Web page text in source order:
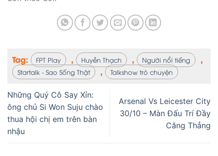
Tag: FPT Play , Huyền Thạch , Người nổi tiếng ,
Startalk - Sao Sống Thật , Talkshow trò chuyện
Những Quý Cô Say Xỉn:
ông chủ Si Won Suju chào
thua hội chị em trên bàn
nhậu
Arsenal Vs Leicester City
30/10 – Màn Đấu Trí Đầy
Căng Thẳng